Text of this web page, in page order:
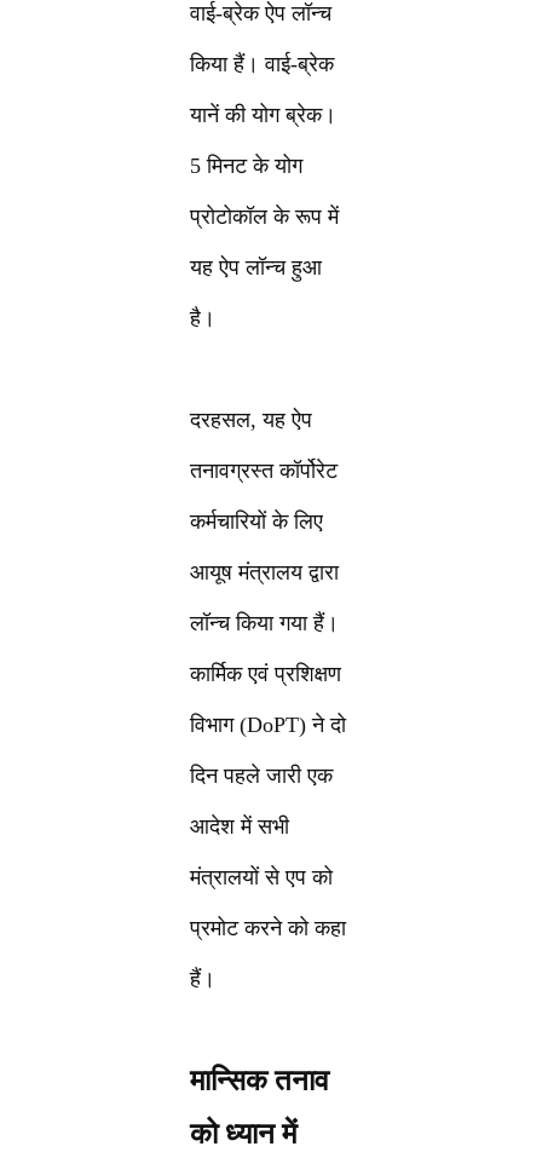
वाई-ब्रेक ऐप लॉन्च
किया हैं। वाई-ब्रेक
यानें की योग ब्रेक।
5 मिनट के योग
प्रोटोकॉल के रूप में
यह ऐप लॉन्च हुआ
है।
दरहसल, यह ऐप
तनावग्रस्त कॉर्पोरेट
कर्मचारियों के लिए
आयूष मंत्रालय द्वारा
लॉन्च किया गया हैं।
कार्मिक एवं प्रशिक्षण
विभाग (DoPT) ने दो
दिन पहले जारी एक
आदेश में सभी
मंत्रालयों से एप को
प्रमोट करने को कहा
हैं।
मान्सिक तनाव
को ध्यान में